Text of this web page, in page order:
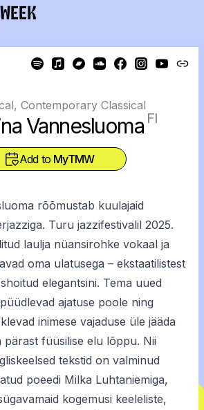
Contemporary Classical
Vannesluoma FI
Add to MyTMW
rõõmustab kuulajaid
Turu jazzifestivalil 2025.
laulja nüansirohke vokaal ja
oma ulatusega – ekstaatilistest
elegantsini. Tema uued
ajatuse poole ning
inimese vajaduse üle jääda
pärast füüsilise elu lõppu. Nii
tekstid on valminud
poeedi Milka Luhtaniemiga,
kogemusi keeleliste,